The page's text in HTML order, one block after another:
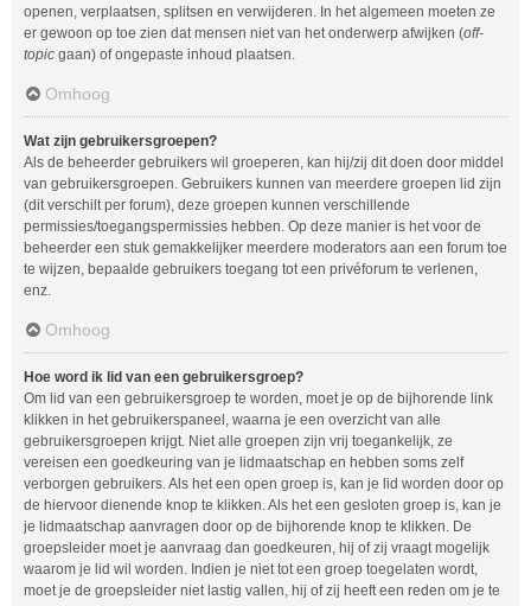
openen, verplaatsen, splitsen en verwijderen. In het algemeen moeten ze
er gewoon op toe zien dat mensen niet van het onderwerp afwijken (off-
topic gaan) of ongepaste inhoud plaatsen.
Omhoog
Wat zijn gebruikersgroepen?
Als de beheerder gebruikers wil groeperen, kan hij/zij dit doen door middel
van gebruikersgroepen. Gebruikers kunnen van meerdere groepen lid zijn
(dit verschilt per forum), deze groepen kunnen verschillende
permissies/toegangspermissies hebben. Op deze manier is het voor de
beheerder een stuk gemakkelijker meerdere moderators aan een forum toe
te wijzen, bepaalde gebruikers toegang tot een privéforum te verlenen,
enz.
Omhoog
Hoe word ik lid van een gebruikersgroep?
Om lid van een gebruikersgroep te worden, moet je op de bijhorende link
klikken in het gebruikerspaneel, waarna je een overzicht van alle
gebruikersgroepen krijgt. Niet alle groepen zijn vrij toegankelijk, ze
vereisen een goedkeuring van je lidmaatschap en hebben soms zelf
verborgen gebruikers. Als het een open groep is, kan je lid worden door op
de hiervoor dienende knop te klikken. Als het een gesloten groep is, kan je
je lidmaatschap aanvragen door op de bijhorende knop te klikken. De
groepsleider moet je aanvraag dan goedkeuren, hij of zij vraagt mogelijk
waarom je lid wil worden. Indien je niet tot een groep toegelaten wordt,
moet je de groepsleider niet lastig vallen, hij of zij heeft een reden om je te